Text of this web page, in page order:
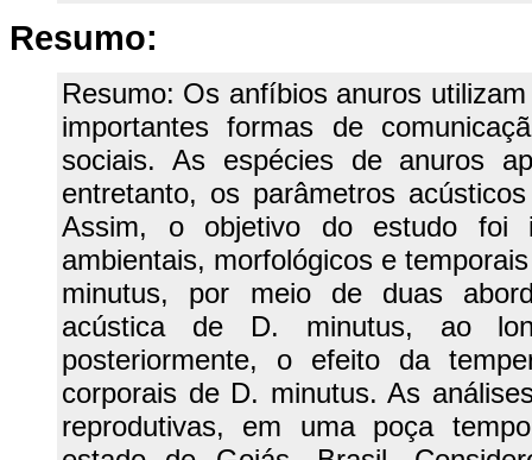
Resumo:
Resumo: Os anfíbios anuros
importantes formas de
sociais. As espécies de anuros
entretanto, os parâmetros
Assim, o objetivo do estudo foi
ambientais, morfológicos e
minutus, por meio de duas
acústica de D. minutus, ao
posteriormente, o efeito da
corporais de D. minutus. As
reprodutivas, em uma poça